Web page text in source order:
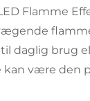
Flamme
daglig brug
kan være